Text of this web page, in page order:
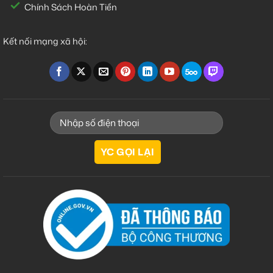
Chính Sách Hoàn Tiền
Kết nối mạng xã hội: